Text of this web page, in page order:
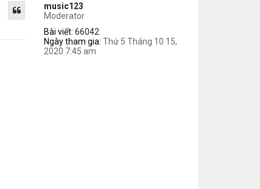
music123
Moderator
Bài viết: 66042
Ngày tham gia: Thứ 5 Tháng 10 15,
2020 7:45 am